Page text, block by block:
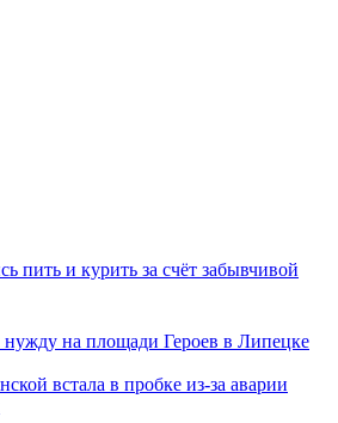
пить и курить за счёт забывчивой
на площади Героев в Липецке
встала в пробке из-за аварии